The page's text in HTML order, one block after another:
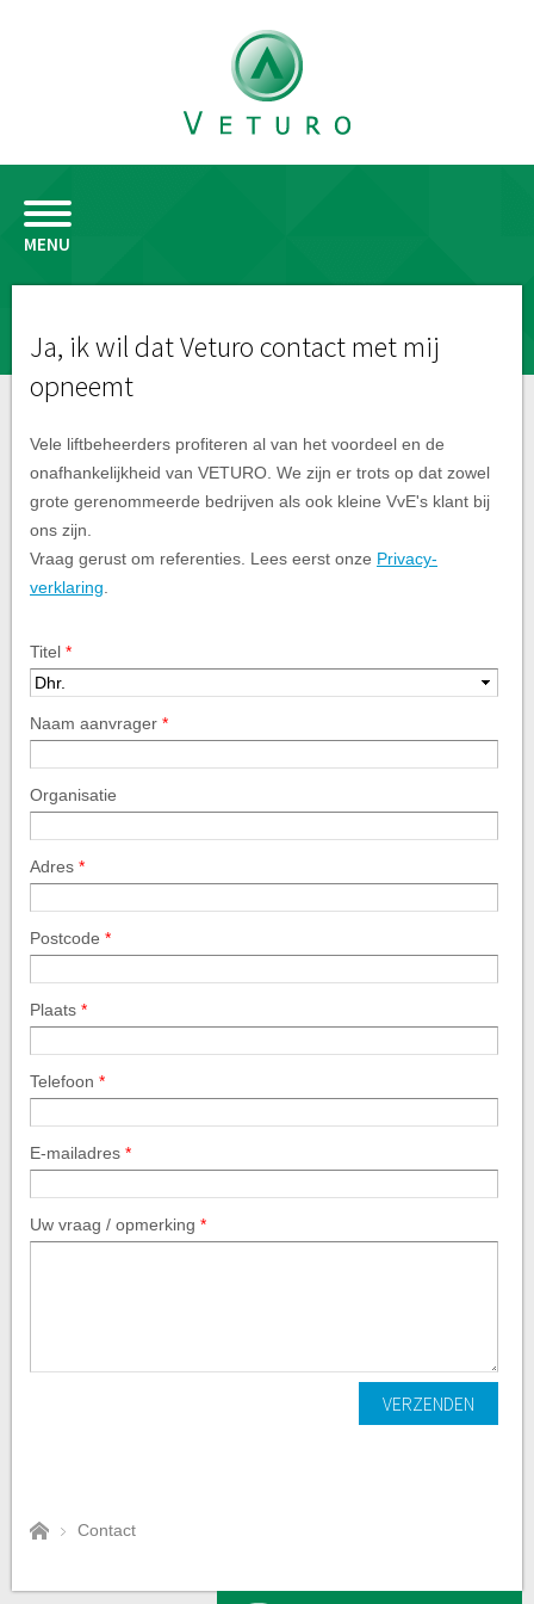
MENU
Ja, ik wil dat Veturo contact met mij
opneemt
Vele liftbeheerders profiteren al van het voordeel en de
onafhankelijkheid van VETURO. We zijn er trots op dat zowel
grote gerenommeerde bedrijven als ook kleine VvE's klant bij
ons zijn.
Vraag gerust om referenties. Lees eerst onze Privacy-
verklaring
Titel *
Naam aanvrager *
Organisatie
Adres *
Postcode *
Plaats *
Telefoon *
E-mailadres *
Uw vraag / opmerking *
VERZENDEN
Contact